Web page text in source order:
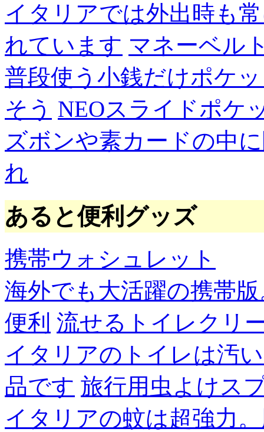
イタリアでは外出時も
れています マネーベル
普段使う小銭だけポケ
そう NEOスライドポケ
ズボンや素カードの中
れ
あると便利グッズ
携帯ウォシュレット
海外でも大活躍の携帯
便利 流せるトイレクリ
イタリアのトイレは汚
品です 旅行用虫よけス
イタリアの蚊は超強力